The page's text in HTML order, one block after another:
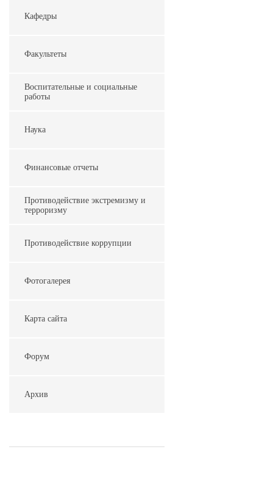
Кафедры
Факультеты
Воспитательные и социальные
работы
Наука
Финансовые отчеты
Противодействие экстремизму и
терроризму
Противодействие коррупции
Фотогалерея
Карта сайта
Форум
Архив